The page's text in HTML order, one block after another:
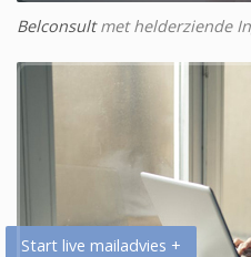
Belconsultmet helderziende
Start live mailadvies +